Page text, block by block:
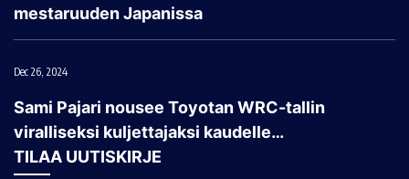
mestaruuden Japanissa
Dec 26, 2024
Sami Pajari nousee Toyotan WRC-tallin
viralliseksi kuljettajaksi kaudelle…
TILAA UUTISKIRJE